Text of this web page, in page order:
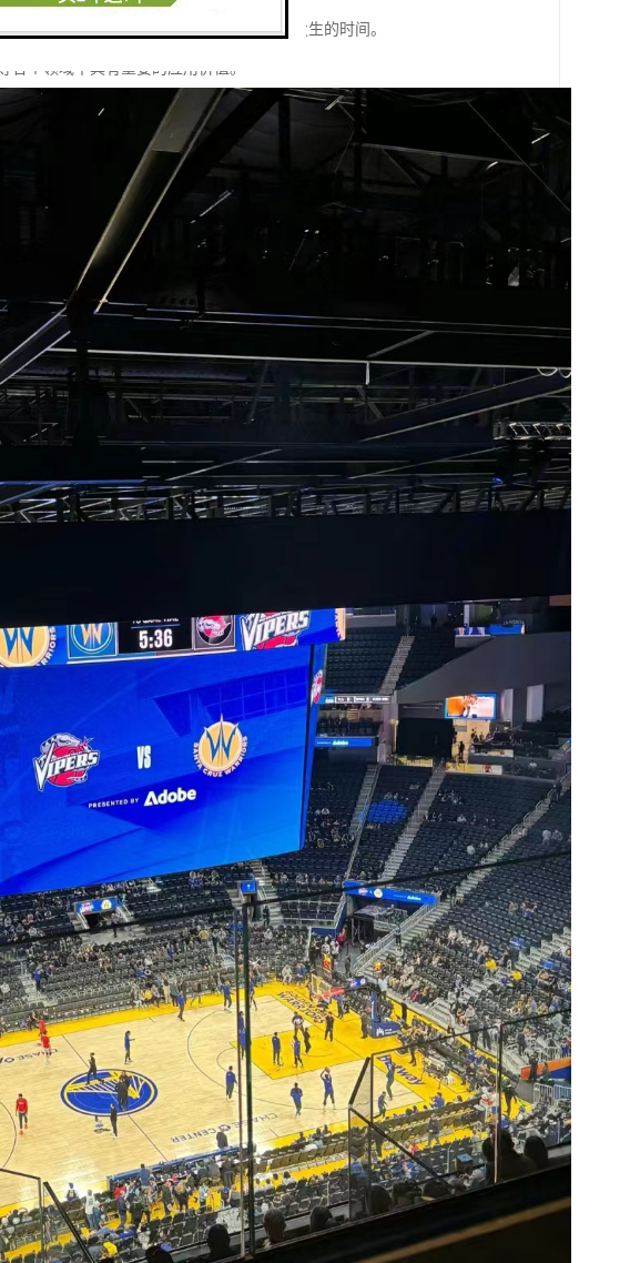
作为法律和技术的证据，帮助追溯事件发生的时间。
个领域中具有重要的应用价值。